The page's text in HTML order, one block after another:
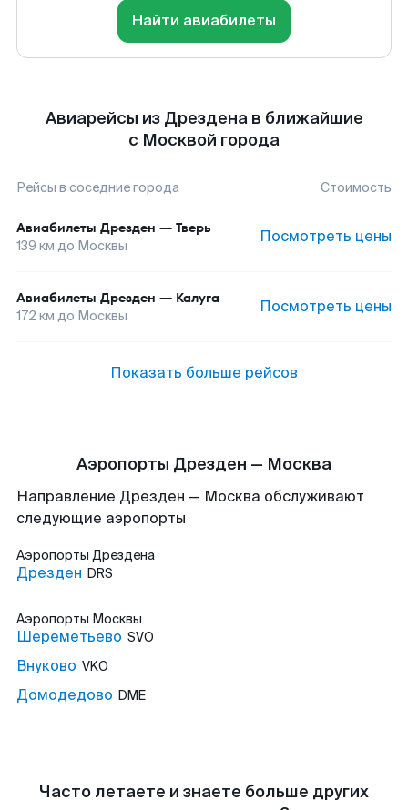
Найти авиабилеты
Авиарейсы из Дрездена в ближайшие
с Москвой города
Рейсы в соседние города Стоимость
Авиабилеты Дрезден — Тверь
139 км до Москвы Посмотреть цены
Авиабилеты Дрезден — Калуга
172 км до Москвы Посмотреть цены
Показать больше рейсов
Аэропорты Дрезден — Москва
Направление Дрезден — Москва обслуживают
следующие аэропорты
Аэропорты Дрездена
Дрезден DRS
Аэропорты Москвы
Шереметьево SVO
Внуково VKO
Домодедово DME
Часто летаете и знаете больше других